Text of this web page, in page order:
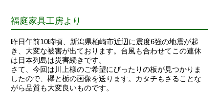
福庭家具工房より
昨日午前10時頃、新潟県柏崎市近辺に震度6強の地震が起
き、大変な被害が出ております。台風も合わせてこの連休
は日本列島は災害続きです。
さて、今回は川上様のご希望にぴったりの板が見つかりま
したので、欅と栃の画像を送ります。カタチもさることな
がら品質も大変良いものです。